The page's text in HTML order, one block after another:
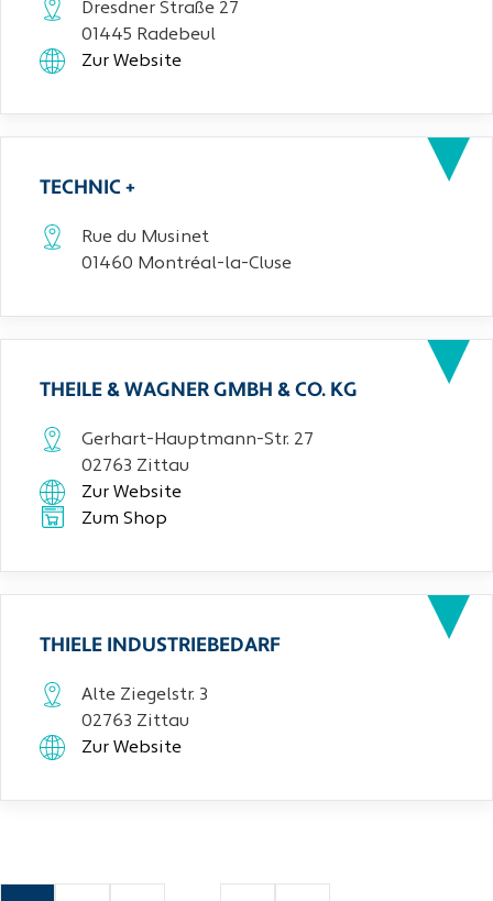
Dresdner Straße 27
01445 Radebeul
Zur Website
TECHNIC +
Rue du Musinet
01460 Montréal-la-Cluse
THEILE & WAGNER GMBH & CO. KG
Gerhart-Hauptmann-Str. 27
02763 Zittau
Zur Website
Zum Shop
THIELE INDUSTRIEBEDARF
Alte Ziegelstr. 3
02763 Zittau
Zur Website